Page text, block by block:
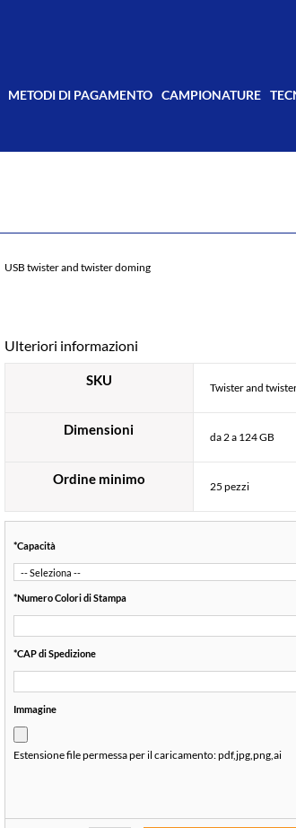
METODI DI PAGAMENTO CAMPIONATURE
USB twister and twister doming
Ulteriori informazioni
SKU Twister and
Dimensioni da 2 a 124 GB
Ordine minimo 25 pezzi
*Capacità
*Numero Colori di Stampa
*CAP di Spedizione
Immagine
Estensione file permessa per il caricamento:pdf,jpg,png,ai